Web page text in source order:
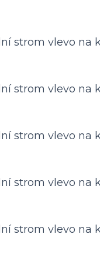
strom vlevo na
strom vlevo na
strom vlevo na
strom vlevo na
strom vlevo na